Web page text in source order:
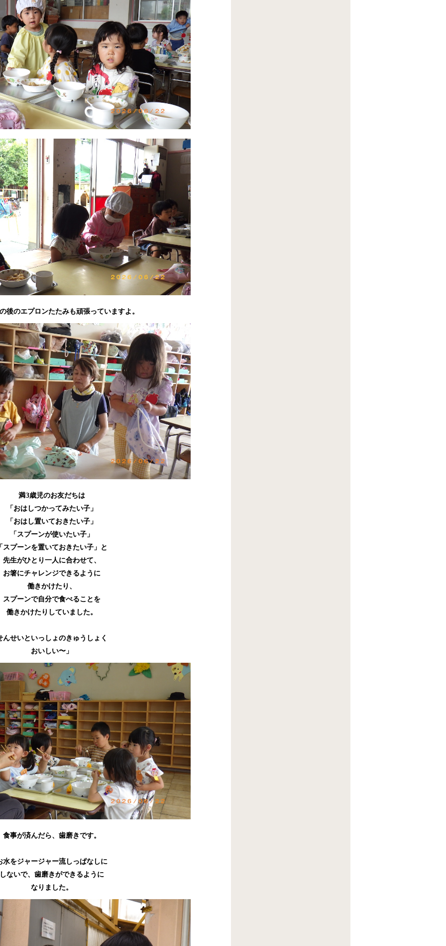
後のエプロンたたみも頑張っていますよ。
満3歳児のお友だちは
「おはしつかってみたい子」
「おはし置いておきたい子」
「スプーンが使いたい子」
スプーンを置いておきたい子」と
先生がひとり一人に合わせて、
お箸にチャレンジできるように
働きかけたり、
スプーンで自分で食べることを
働きかけたりしていました。
んせいといっしょのきゅうしょく
おいしい〜」
食事が済んだら、歯磨きです。
水をジャージャー流しっぱなしに
しないで、歯磨きができるように
なりました。